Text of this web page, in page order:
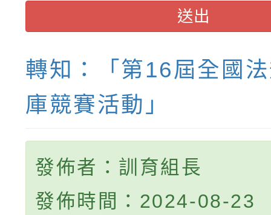
送出
轉知：「第16屆全國
庫競賽活動」
發佈者：訓育組長
發佈時間：2024-08-23